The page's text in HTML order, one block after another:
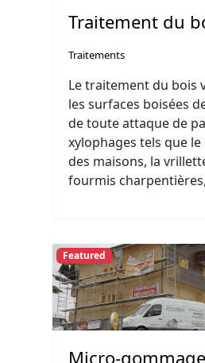
Traitement du
Traitements
Le traitement du bois
les surfaces boisées
de toute attaque de
xylophages tels que
des maisons, la
fourmis
Featured
Micro-